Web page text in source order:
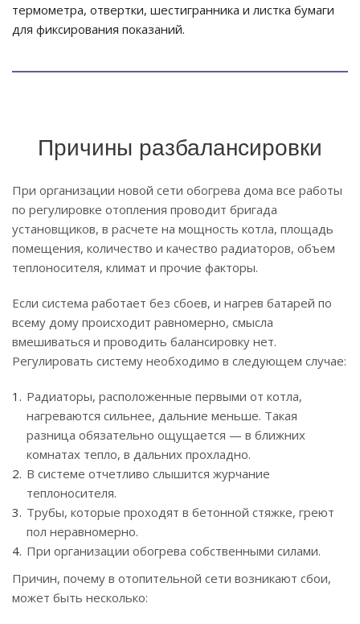
термометра, отвертки, шестигранника и листка бумаги
для фиксирования показаний.
Причины разбалансировки
При организации новой сети обогрева дома все работы
по регулировке отопления проводит бригада
установщиков, в расчете на мощность котла, площадь
помещения, количество и качество радиаторов, объем
теплоносителя, климат и прочие факторы.
Если система работает без сбоев, и нагрев батарей по
всему дому происходит равномерно, смысла
вмешиваться и проводить балансировку нет.
Регулировать систему необходимо в следующем случае:
Радиаторы, расположенные первыми от котла,
нагреваются сильнее, дальние меньше. Такая
разница обязательно ощущается — в ближних
комнатах тепло, в дальних прохладно.
В системе отчетливо слышится журчание
теплоносителя.
Трубы, которые проходят в бетонной стяжке, греют
пол неравномерно.
При организации обогрева собственными силами.
Причин, почему в отопительной сети возникают сбои,
может быть несколько: